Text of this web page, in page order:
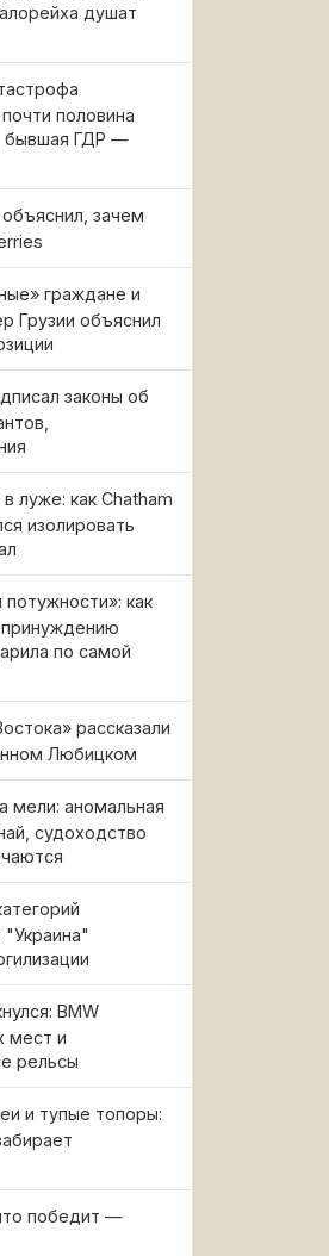
душат
половина
бывшая ГДР —
зачем
граждане и
Грузии объяснил
законы об
луже: как Chatham
изолировать
потужности»: как
принуждению
по самой
рассказали
Любицком
мели: аномальная
судоходство
"Украина"
BMW
мест и
рельсы
и тупые топоры:
победит —